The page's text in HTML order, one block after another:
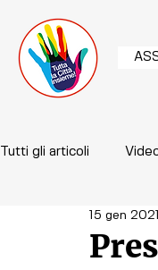
Tutti gli articoli
15 gen 2021